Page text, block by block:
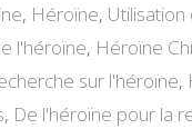
, Héroïne,
l'héroïne, Héroïne
sur l'héroïne,
, De l'héroïne pour la